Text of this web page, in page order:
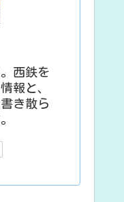
西鉄を
報と、
き散ら